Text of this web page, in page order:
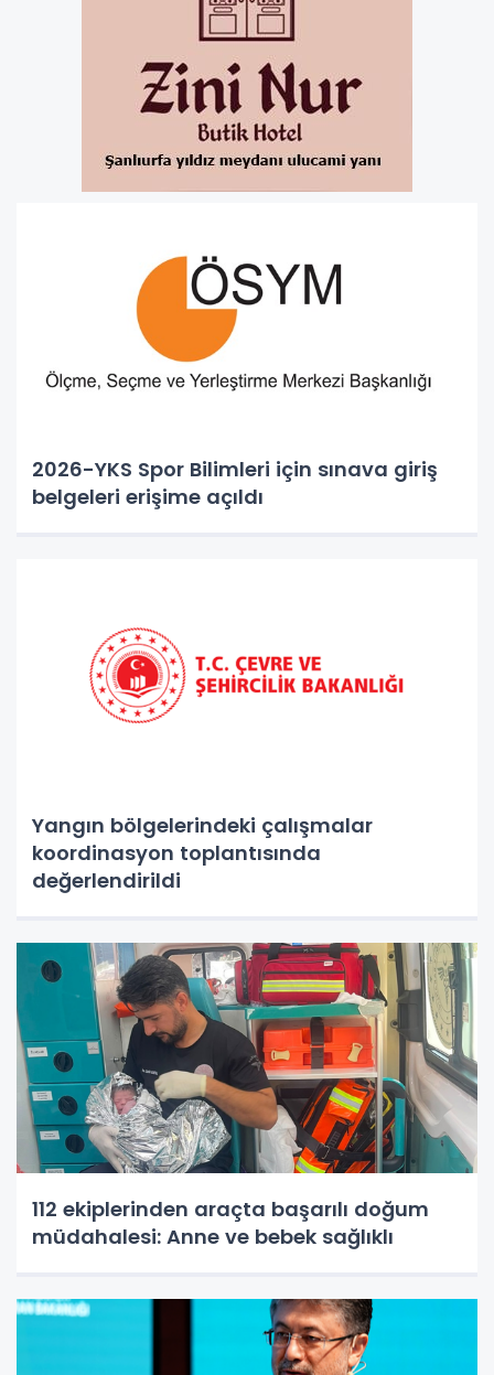
2026-YKS Spor Bilimleri için sınava giriş
belgeleri erişime açıldı
Yangın bölgelerindeki çalışmalar
koordinasyon toplantısında
değerlendirildi
112 ekiplerinden araçta başarılı doğum
müdahalesi: Anne ve bebek sağlıklı